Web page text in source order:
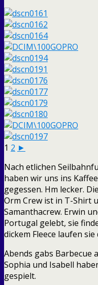
1 2 ►
Nach etlichen
haben wir uns ins
gegessen. Hm lecker.
Orm Crew ist in T-Shirt
Samanthacrew. Erwin
Portugal gelebt, sie
dickem Fleece laufen
Abends gabs Barbecue
Sophia und Isabell
gespielt.